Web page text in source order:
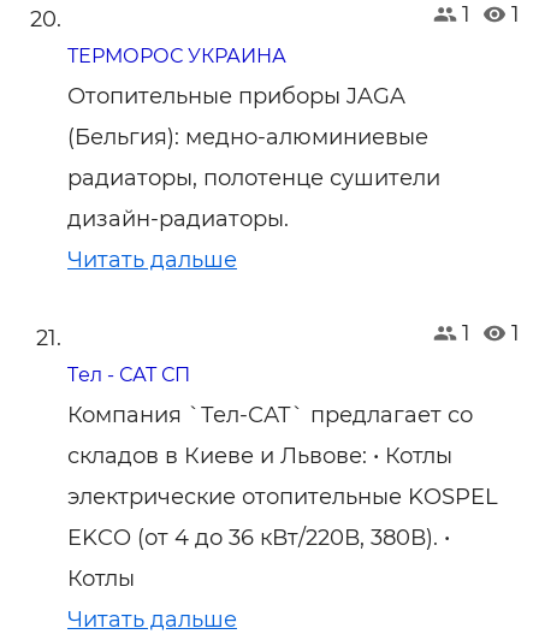
1 1
ТЕРМОРОС УКРАИНА
Отопительные приборы JAGA
(Бельгия): медно-алюминиевые
радиаторы, полотенце сушители
дизайн-радиаторы.
Читать дальше
1 1
Tел - САТ СП
Компания `Тел-САТ` предлагает со
складов в Киеве и Львове: • Котлы
электрические отопительные KOSPEL
EKCO (от 4 до 36 кВт/220В, 380В). •
Котлы
Читать дальше